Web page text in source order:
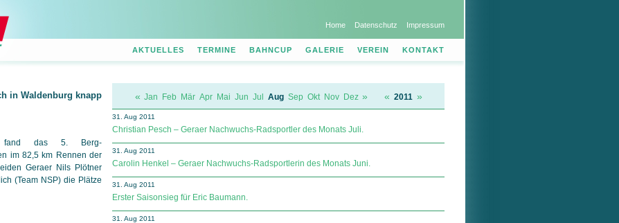
Home Datenschutz Impressum
AKTUELLES TERMINE BAHNCUP GALERIE VEREIN KONTAKT
in Waldenburg knapp
fand das 5. Berg-
im 82,5 km Rennen der
Geraer Nils Plötner
(Team NSP) die Plätze
« Jan Feb Mär Apr Mai Jun Jul Aug Sep Okt Nov Dez » « 2011 »
31. Aug 2011
Christian Pesch – Geraer Nachwuchs-Radsportler des Monats Juli.
31. Aug 2011
Carolin Henkel – Geraer Nachwuchs-Radsportlerin des Monats Juni.
31. Aug 2011
Erster Saisonsieg für Eric Baumann.
31. Aug 2011